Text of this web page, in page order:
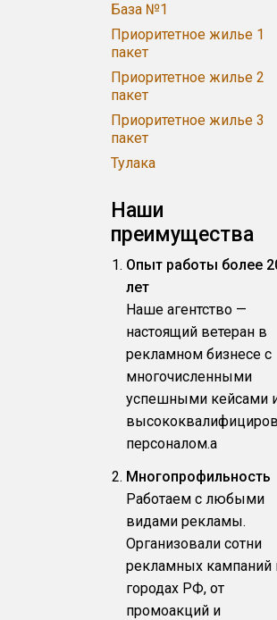
База №1
Приоритетное жилье 1
пакет
Приоритетное жилье 2
пакет
Приоритетное жилье 3
пакет
Тулака
Наши
преимущества
Опыт работы более
лет
Наше агентство —
настоящий ветеран в
рекламном бизнесе с
многочисленными
успешными кейсами
персоналом.a
Многопрофильность
Работаем с любыми
видами рекламы.
Организовали сотни
рекламных кампаний
городах РФ, от
промоакций и